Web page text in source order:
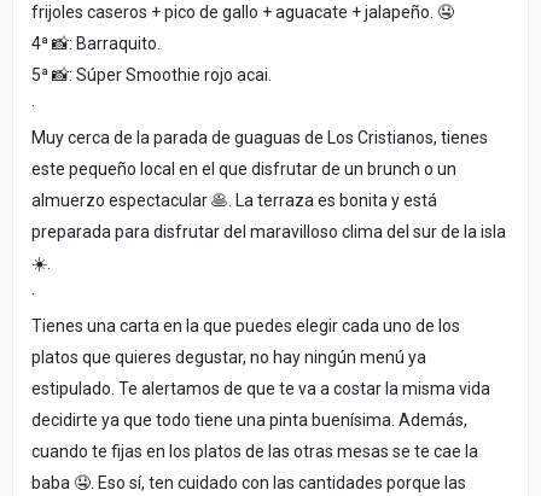
frijoles caseros + pico de gallo + aguacate + jalapeño. 🤤
4ª 📸: Barraquito.
5ª 📸: Súper Smoothie rojo acai.
·
Muy cerca de la parada de guaguas de Los Cristianos, tienes
este pequeño local en el que disfrutar de un brunch o un
almuerzo espectacular 🥞. La terraza es bonita y está
preparada para disfrutar del maravilloso clima del sur de la isla
☀️.
·
Tienes una carta en la que puedes elegir cada uno de los
platos que quieres degustar, no hay ningún menú ya
estipulado. Te alertamos de que te va a costar la misma vida
decidirte ya que todo tiene una pinta buenísima. Además,
cuando te fijas en los platos de las otras mesas se te cae la
baba 🤤. Eso sí, ten cuidado con las cantidades porque las